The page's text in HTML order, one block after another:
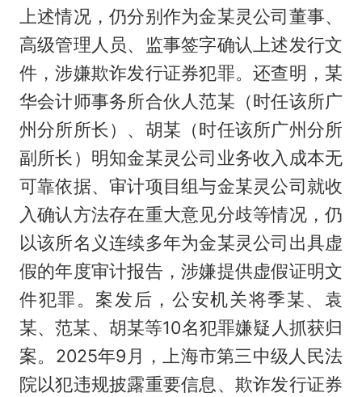
上述情况，仍分别作为金某灵公司董事、
高级管理人员、监事签字确认上述发行文
件，涉嫌欺诈发行证券犯罪。还查明，某
华会计师事务所合伙人范某（时任该所广
州分所所长）、胡某（时任该所广州分所
副所长）明知金某灵公司业务收入成本无
可靠依据、审计项目组与金某灵公司就收
入确认方法存在重大意见分歧等情况，仍
以该所名义连续多年为金某灵公司出具虚
假的年度审计报告，涉嫌提供虚假证明文
件犯罪。案发后，公安机关将季某、袁
某、范某、胡某等10名犯罪嫌疑人抓获归
案。2025年9月，上海市第三中级人民法
院以犯违规披露重要信息、欺诈发行证券